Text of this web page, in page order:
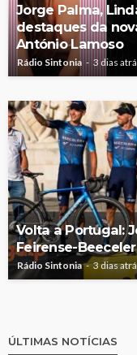
Jorge Palma,
destaques da
António Lamoso
Rádio Sintonia 3 dias
Volta a Portugal:
Feirense-
Rádio Sintonia 3 dias
ÚLTIMAS NOTÍCIAS